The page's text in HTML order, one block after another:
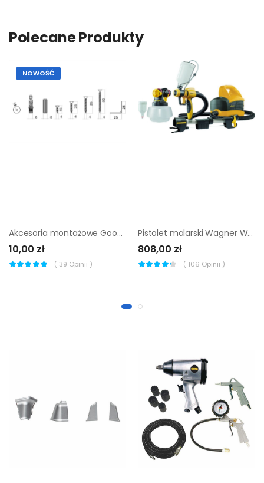
Polecane Produkty
NOWOŚĆ
Akcesoria montażowe GoodHome Caraway
10,00 zł
( 39 Opinii )
Pistolet malarski Wagner W690 z akcesoriami
808,00 zł
( 106 Opinii )